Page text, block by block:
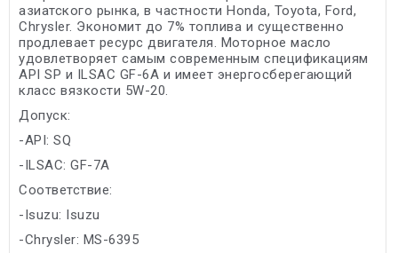
азиатского рынка, в частности Honda, Toyota, Ford,
Chrysler. Экономит до 7% топлива и существенно
продлевает ресурс двигателя. Моторное масло
удовлетворяет самым современным спецификациям
API SP и ILSAC GF-6A и имеет энергосберегающий
класс вязкости 5W-20.
Допуск:
-API: SQ
-ILSAC: GF-7A
Соответствие:
-Isuzu: Isuzu
-Chrysler: MS-6395